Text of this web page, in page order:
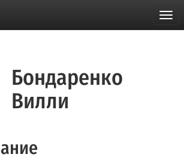
Бондаренко
Вилли